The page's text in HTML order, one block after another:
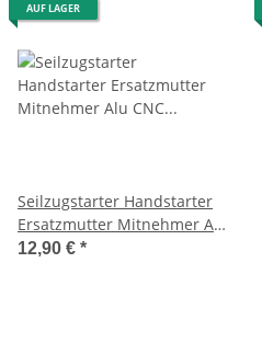
AUF LAGER
Seilzugstarter Handstarter
Ersatzmutter Mitnehmer Alu
CNC fürArtikel 96020
12,90 € *